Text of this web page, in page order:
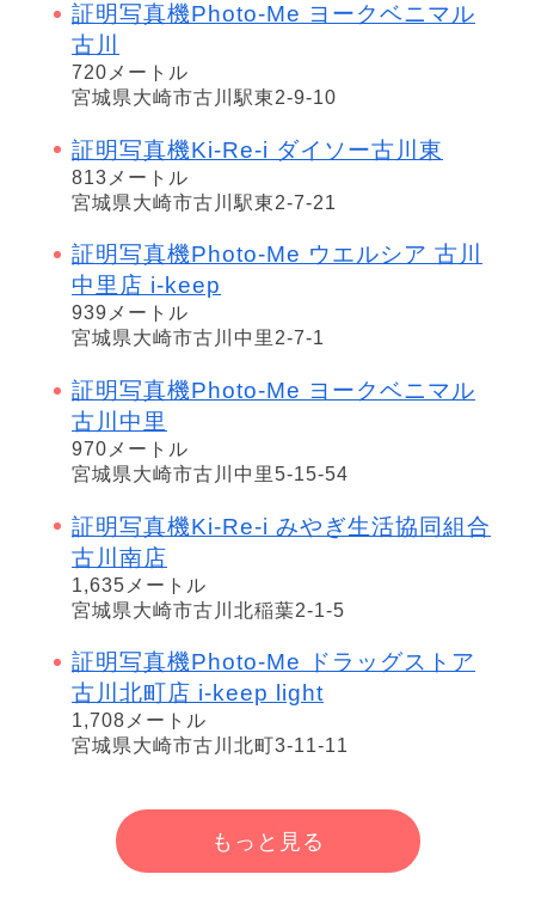
証明写真機Photo-Me ヨークベニマル
古川
720メートル
宮城県大崎市古川駅東2-9-10
証明写真機Ki-Re-i ダイソー古川東
813メートル
宮城県大崎市古川駅東2-7-21
証明写真機Photo-Me ウエルシア 古川
中里店 i-keep
939メートル
宮城県大崎市古川中里2-7-1
証明写真機Photo-Me ヨークベニマル
古川中里
970メートル
宮城県大崎市古川中里5-15-54
証明写真機Ki-Re-i みやぎ生活協同組合
古川南店
1,635メートル
宮城県大崎市古川北稲葉2-1-5
証明写真機Photo-Me ドラッグストア
古川北町店 i-keep light
1,708メートル
宮城県大崎市古川北町3-11-11
もっと見る